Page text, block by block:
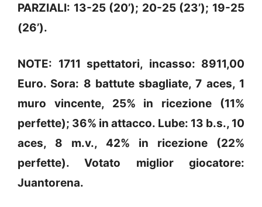
PARZIALI: 13-25 (20’); 20-25 (23’); 19-25
(26’).
NOTE: 1711 spettatori, incasso: 8911,00
Euro. Sora: 8 battute sbagliate, 7 aces, 1
muro vincente, 25% in ricezione (11%
perfette); 36% in attacco. Lube: 13 b.s., 10
aces, 8 m.v., 42% in ricezione (22%
perfette). Votato miglior giocatore:
Juantorena.